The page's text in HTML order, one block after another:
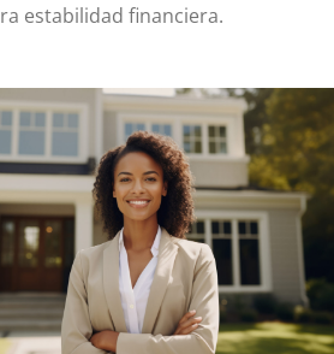
estabilidad financiera.